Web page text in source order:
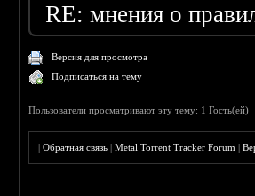
RE: мнения о
Версия для просмотра
Подписаться на тему
Пользователи просматривают эту тему: 1 Гость(ей)
|Обратная связь |Metal Torrent Tracker Forum |